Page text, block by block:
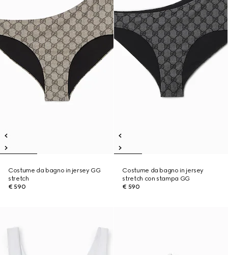
Costume da bagno in jersey GG
stretch
€ 590
Costume da bagno in jersey
stretch con stampa GG
€ 590